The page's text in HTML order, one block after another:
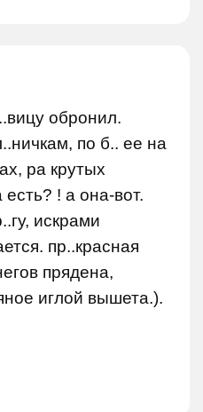
обронил.
по б.. ее на
ра крутых
! а она-вот.
искрами
пр..красная
прядена,
иглой вышета.).